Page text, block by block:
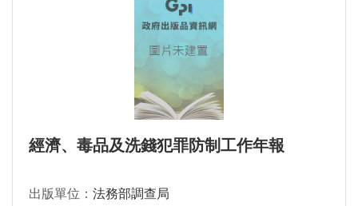
經濟、毒品及洗錢犯罪防制工作年報
出版單位： 法務部調查局